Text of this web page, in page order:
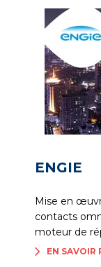
ENGIE
Mise en
contacts
moteur de
EN SAVOIR